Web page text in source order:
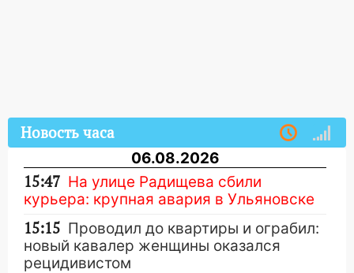
Новость часа
06.08.2026
15:47 На улице Радищева сбили
курьера: крупная авария в Ульяновске
15:15 Проводил до квартиры и ограбил:
новый кавалер женщины оказался
рецидивистом